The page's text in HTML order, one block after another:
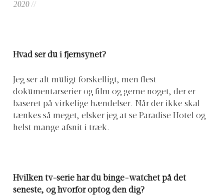
2020 //
Hvad ser du i fjernsynet?
Jeg ser alt muligt forskelligt, men flest
dokumentarserier og film og gerne noget, der er
baseret på virkelige hændelser. Når der ikke skal
tænkes så meget, elsker jeg at se Paradise Hotel og
helst mange afsnit i træk.
Hvilken tv-serie har du binge-watchet på det
seneste, og hvorfor optog den dig?